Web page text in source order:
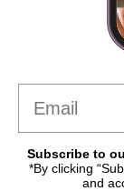
Subscribe to
*By clicking
and